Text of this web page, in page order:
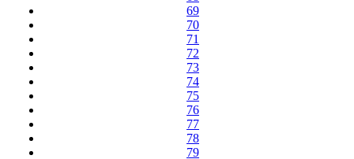
69
70
71
72
73
74
75
76
77
78
79